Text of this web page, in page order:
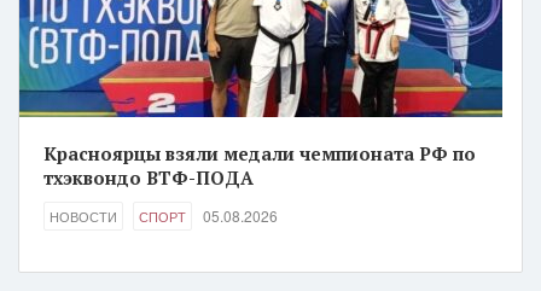
Красноярцы взяли медали чемпионата РФ по
тхэквондо ВТФ-ПОДА
НОВОСТИ СПОРТ 05.08.2026